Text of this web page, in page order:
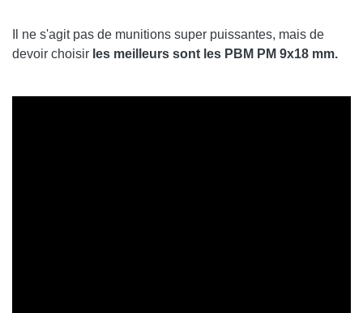
Il ne s'agit pas de munitions super puissantes, mais de
devoir choisir les meilleurs sont les PBM PM 9x18 mm.